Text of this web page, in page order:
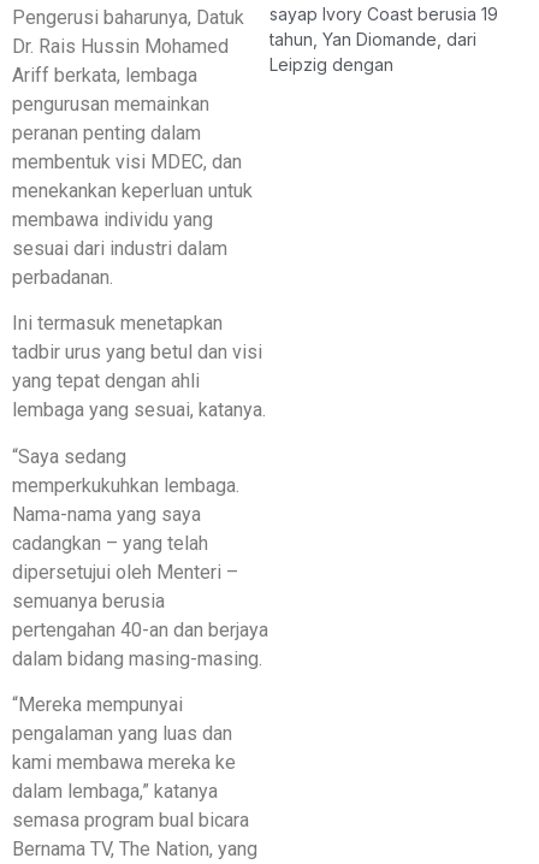
Pengerusi baharunya, Datuk
Dr. Rais Hussin Mohamed
Ariff berkata, lembaga
pengurusan memainkan
peranan penting dalam
membentuk visi MDEC, dan
menekankan keperluan untuk
membawa individu yang
sesuai dari industri dalam
perbadanan.
Ini termasuk menetapkan
tadbir urus yang betul dan visi
yang tepat dengan ahli
lembaga yang sesuai, katanya.
“Saya sedang
memperkukuhkan lembaga.
Nama-nama yang saya
cadangkan – yang telah
dipersetujui oleh Menteri –
semuanya berusia
pertengahan 40-an dan berjaya
dalam bidang masing-masing.
“Mereka mempunyai
pengalaman yang luas dan
kami membawa mereka ke
dalam lembaga,” katanya
semasa program bual bicara
Bernama TV, The Nation, yang
sayap Ivory Coast berusia 19
tahun, Yan Diomande, dari
Leipzig dengan